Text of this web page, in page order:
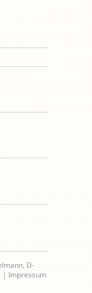
D-
| Impressum